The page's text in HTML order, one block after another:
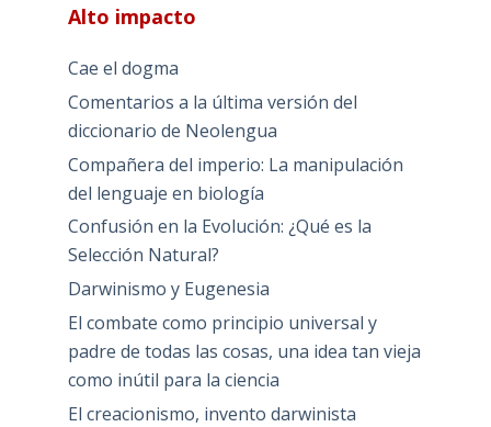
Alto impacto
Cae el dogma
Comentarios a la última versión del
diccionario de Neolengua
Compañera del imperio: La manipulación
del lenguaje en biología
Confusión en la Evolución: ¿Qué es la
Selección Natural?
Darwinismo y Eugenesia
El combate como principio universal y
padre de todas las cosas, una idea tan vieja
como inútil para la ciencia
El creacionismo, invento darwinista